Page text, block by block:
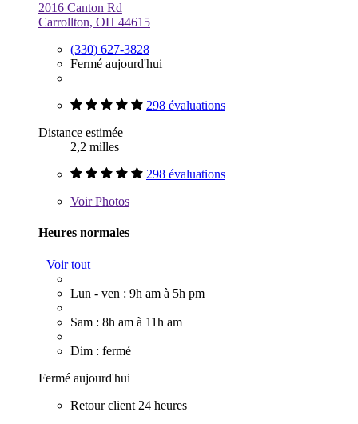
2016 Canton Rd
Carrollton, OH 44615
(330) 627-3828
Fermé aujourd'hui
298 évaluations
Distance estimée
2,2 milles
298 évaluations
VoirPhotos
Heures normales
Voir tout
Lun - ven : 9h am à 5h pm
Sam : 8h am à 11h am
Dim : fermé
Fermé aujourd'hui
Retour client 24 heures